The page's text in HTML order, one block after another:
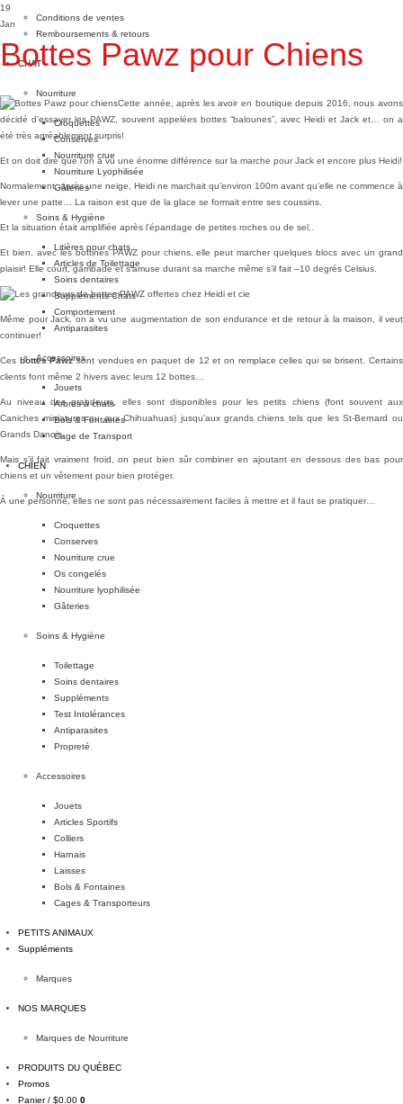
Conditions de ventes
Remboursements & retours
CHAT
Nourriture
Croquettes
Conserves
Nourriture crue
Nourriture Lyophilisée
Gâteries
Soins & Hygiène
Litières pour chats
Articles de Toilettage
Soins dentaires
Suppléments Chats
Comportement
Antiparasites
Accessoires
Jouets
Arbres à chats
Bols & Fontaines
Cage de Transport
CHIEN
Nourriture
Croquettes
Conserves
Nourriture crue
Os congelés
Nourriture lyophilisée
Gâteries
Soins & Hygiène
Toilettage
Soins dentaires
Suppléments
Test Intolérances
Antiparasites
Propreté
Accessoires
Jouets
Articles Sportifs
Colliers
Harnais
Laisses
Bols & Fontaines
Cages & Transporteurs
PETITS ANIMAUX
Suppléments
Marques
NOS MARQUES
Marques de Nourriture
PRODUITS DU QUÉBEC
Promos
Panier / $0.00 0
19
Jan
Bottes Pawz pour Chiens
Cette année, après les avoir en boutique depuis 2016, nous avons
décidé d’essayer les PAWZ, souvent appelées bottes “balounes”, avec Heidi et Jack et… on a
été très agréablement surpris!
Et on doit dire que l’on a vu une énorme différence sur la marche pour Jack et encore plus Heidi!
Normalement, après une neige, Heidi ne marchait qu’environ 100m avant qu’elle ne commence à
lever une patte… La raison est que de la glace se formait entre ses coussins.
Et la situation était amplifiée après l’épandage de petites roches ou de sel..
Et bien, avec les bottines PAWZ pour chiens, elle peut marcher quelques blocs avec un grand
plaisir! Elle court, gambade et s’amuse durant sa marche même s’il fait –10 degrés Celsius.
Même pour Jack, on a vu une augmentation de son endurance et de retour à la maison, il veut
continuer!
Ces bottes Pawzsont vendues en paquet de 12 et on remplace celles qui se brisent. Certains
clients font même 2 hivers avec leurs 12 bottes…
Au niveau des grandeurs, elles sont disponibles pour les petits chiens (font souvent aux
Caniches miniatures ou aux Chihuahuas) jusqu’aux grands chiens tels que les St-Bernard ou
Grands Danois.
Mais s’il fait vraiment froid, on peut bien sûr combiner en ajoutant en dessous des bas pour
chiens et un vêtement pour bien protéger.
À une personne, elles ne sont pas nécessairement faciles à mettre et il faut se pratiquer…